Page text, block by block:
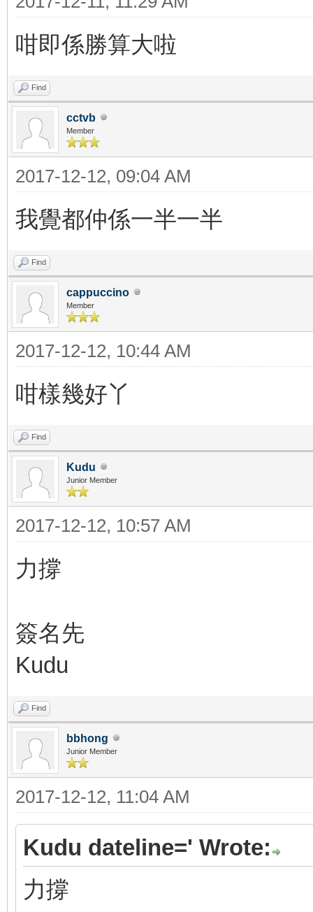
咁即係勝算大啦
Find
cctvb
Member
2017-12-12, 09:04 AM
我覺都仲係一半一半
Find
cappuccino
Member
2017-12-12, 10:44 AM
咁樣幾好丫
Find
Kudu
Junior Member
2017-12-12, 10:57 AM
力撐
簽名先
Kudu
Find
bbhong
Junior Member
2017-12-12, 11:04 AM
Kudu dateline=' Wrote:
力撐